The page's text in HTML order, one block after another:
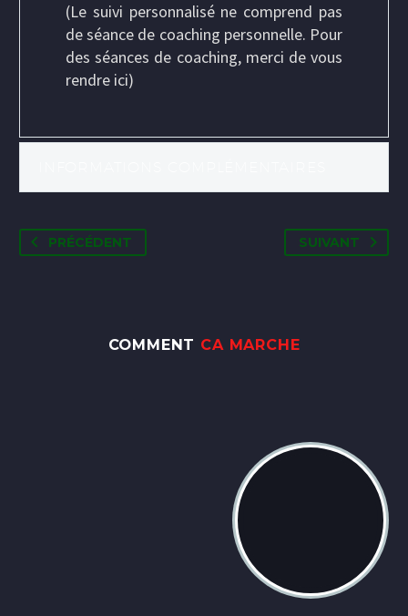
(Le suivi personnalisé ne comprend pas
de séance de coaching personnelle. Pour
des séances de coaching, merci de vous
rendre ici)
PRÉCÉDENT SUIVANT
COMMENT CA MARCHE